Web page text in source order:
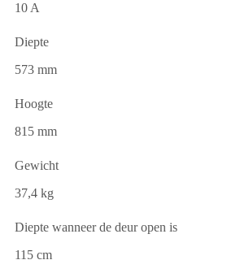
10 A
Diepte
573 mm
Hoogte
815 mm
Gewicht
37,4 kg
Diepte wanneer de deur open is
115 cm